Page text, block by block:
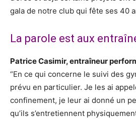
gala de notre club qui fête ses 40
La parole est aux
Patrice Casimir, entraîneur
“En ce qui concerne le suivi des
prévu en particulier. Je les ai
confinement, je leur ai donné un
qu’ils s’entretiennent